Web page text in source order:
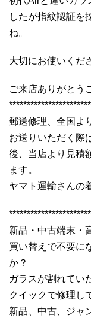
したが指紋認証を
ね。
大切にお使いくだ
ご来店ありがとう
郵送修理、全国よ
お送りいただく際
後、当店より見積
ます。
ヤマト運輸さんの
新品・中古端末・
買い替えで不要に
か？
ガラスが割れてい
クイックで修理し
新品、中古、ジャ